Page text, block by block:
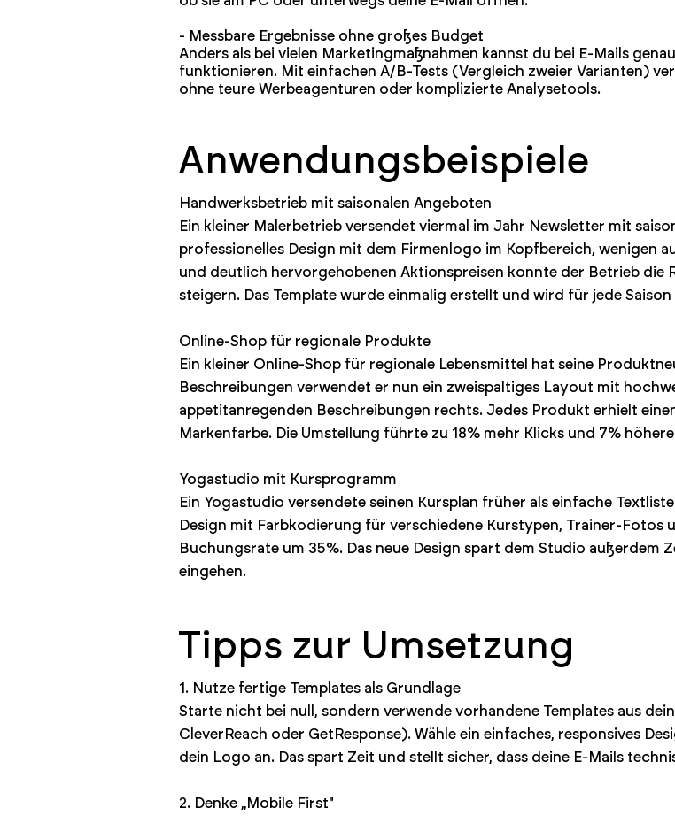
- Messbare Ergebnisse ohne großes Budget
Anders als bei vielen Marketingmaßnahmen kannst du bei E-Mails
funktionieren. Mit einfachen A/B-Tests (Vergleich zweier Varianten)
ohne teure Werbeagenturen oder komplizierte Analysetools.
Anwendungsbeispiele
Handwerksbetrieb mit saisonalen Angeboten
Ein kleiner Malerbetrieb versendet viermal im Jahr Newsletter mit
professionelles Design mit dem Firmenlogo im Kopfbereich, wenigen
und deutlich hervorgehobenen Aktionspreisen konnte der Betrieb die
steigern. Das Template wurde einmalig erstellt und wird für jede
Online-Shop für regionale Produkte
Ein kleiner Online-Shop für regionale Lebensmittel hat seine
Beschreibungen verwendet er nun ein zweispaltiges Layout mit
appetitanregenden Beschreibungen rechts. Jedes Produkt erhielt
Markenfarbe. Die Umstellung führte zu 18% mehr Klicks und 7%
Yogastudio mit Kursprogramm
Ein Yogastudio versendete seinen Kursplan früher als einfache
Design mit Farbkodierung für verschiedene Kurstypen, Trainer-
Buchungsrate um 35%. Das neue Design spart dem Studio außerdem
eingehen.
Tipps zur Umsetzung
1. Nutze fertige Templates als Grundlage
Starte nicht bei null, sondern verwende vorhandene Templates aus
CleverReach oder GetResponse). Wähle ein einfaches, responsives
dein Logo an. Das spart Zeit und stellt sicher, dass deine E-Mails
2. Denke „Mobile First"